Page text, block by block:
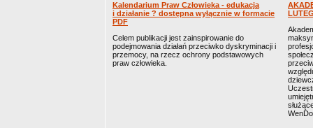
Kalendarium Praw Człowieka - edukacja
i działanie ? dostępna wyłącznie w formacie
PDF
Celem publikacji jest zainspirowanie do
podejmowania działań przeciwko dyskryminacji i
przemocy, na rzecz ochrony podstawowych
praw człowieka.